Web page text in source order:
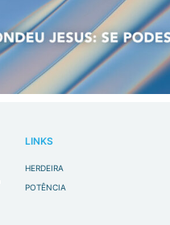
LINKS
HERDEIRA
POTÊNCIA